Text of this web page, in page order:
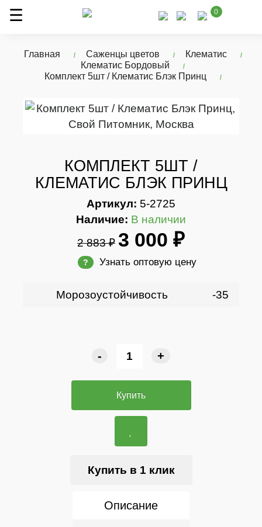
0
Главная Саженцы цветов
Клематис
Клематис Бордовый
Комплект 5шт / Клематис Блэк Принц
КОМПЛЕКТ 5ШТ /
КЛЕМАТИС БЛЭК ПРИНЦ
Артикул: 5-2725
Наличие: В наличии
2 883 ₽ 3 000 ₽
? Узнать оптовую цену
Морозоустойчивость -35
- +
Купить
Купить в 1 клик
Описание